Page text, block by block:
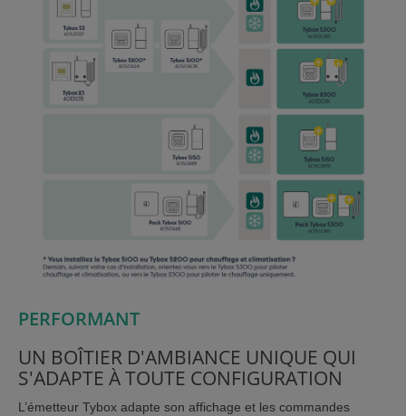
PERFORMANT
UN BOÎTIER D'AMBIANCE UNIQUE QUI
S'ADAPTE À TOUTE CONFIGURATION
L’émetteur Tybox adapte son affichage et les commandes